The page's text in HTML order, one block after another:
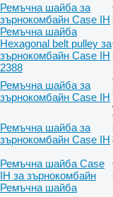
Ремъчна шайба за
зърнокомбайн Case IH
Ремъчна шайба
Hexagonal belt pulley за
зърнокомбайн Case IH
2388
Ремъчна шайба за
зърнокомбайн Case IH
Ремъчна шайба за
зърнокомбайн Case IH
Ремъчна шайба Case
IH за зърнокомбайн
Ремъчна шайба